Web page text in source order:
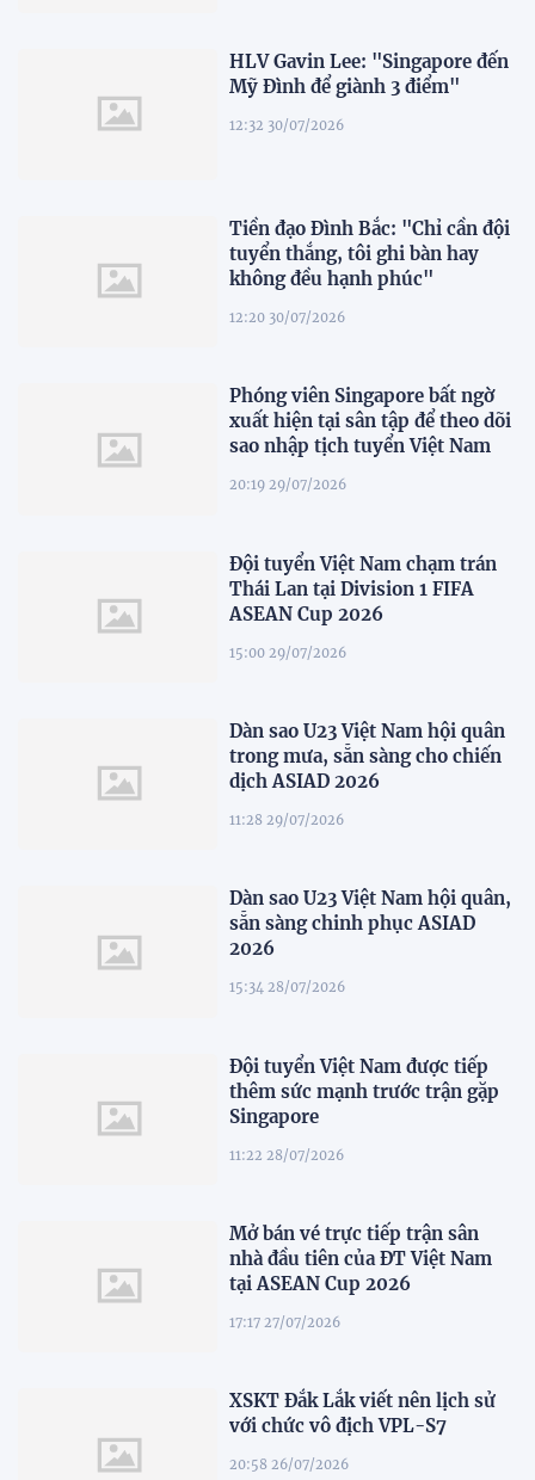
HLV Gavin Lee: "Singapore đến
Mỹ Đình để giành 3 điểm"
12:32 30/07/2026
Tiền đạo Đình Bắc: "Chỉ cần đội
tuyển thắng, tôi ghi bàn hay
không đều hạnh phúc"
12:20 30/07/2026
Phóng viên Singapore bất ngờ
xuất hiện tại sân tập để theo dõi
sao nhập tịch tuyển Việt Nam
20:19 29/07/2026
Đội tuyển Việt Nam chạm trán
Thái Lan tại Division 1 FIFA
ASEAN Cup 2026
15:00 29/07/2026
Dàn sao U23 Việt Nam hội quân
trong mưa, sẵn sàng cho chiến
dịch ASIAD 2026
11:28 29/07/2026
Dàn sao U23 Việt Nam hội quân,
sẵn sàng chinh phục ASIAD
2026
15:34 28/07/2026
Đội tuyển Việt Nam được tiếp
thêm sức mạnh trước trận gặp
Singapore
11:22 28/07/2026
Mở bán vé trực tiếp trận sân
nhà đầu tiên của ĐT Việt Nam
tại ASEAN Cup 2026
17:17 27/07/2026
XSKT Đắk Lắk viết nên lịch sử
với chức vô địch VPL-S7
20:58 26/07/2026